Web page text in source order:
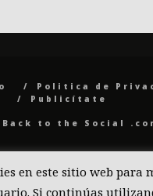
Politica de
Publicítate
Back to the Social
en este sitio web para
Si continúas